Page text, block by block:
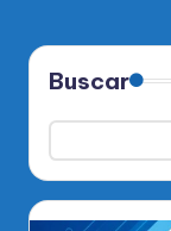
Buscar